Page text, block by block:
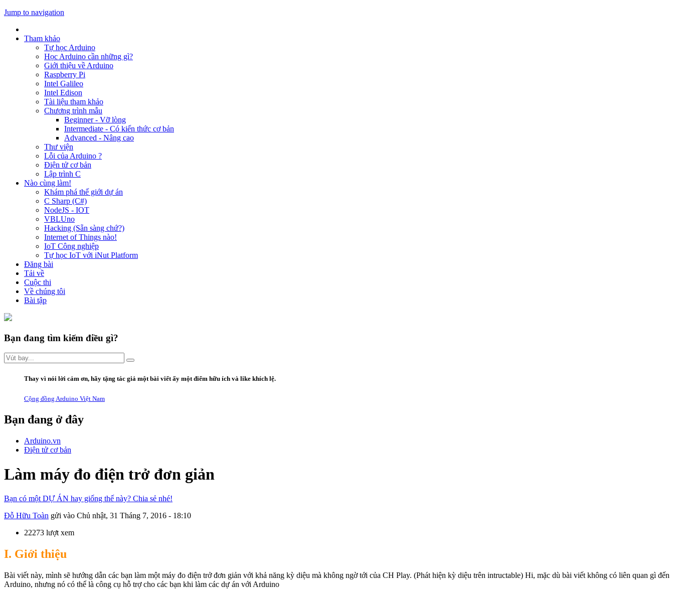
Jump to navigation
Tham khảo
Tự học Arduino
Học Arduino cần những gì?
Giới thiệu về Arduino
Raspberry Pi
Intel Galileo
Intel Edison
Tài liệu tham khảo
Chương trình mẫu
Beginner - Vỡ lòng
Intermediate - Có kiến thức cơ bản
Advanced - Nâng cao
Thư viện
Lỗi của Arduino ?
Điện tử cơ bản
Lập trình C
Nào cùng làm!
Khám phá thế giới dự án
C Sharp (C#)
NodeJS - IOT
VBLUno
Hacking (Sẵn sàng chứ?)
Internet of Things nào!
IoT Công nghiệp
Tự học IoT với iNut Platform
Đăng bài
Tải về
Cuộc thi
Về chúng tôi
Bài tập
Bạn đang tìm kiếm điều gì?
Thay vì nói lời cảm ơn, hãy tặng tác giả một bài viết ấy một điểm hữu ích và like khích lệ.
Cộng đồng Arduino Việt Nam
Bạn đang ở đây
Arduino.vn
Điện tử cơ bản
Làm máy đo điện trở đơn giản
Bạn có một DỰ ÁN hay giống thế này? Chia sẻ nhé!
Đỗ Hữu Toàn gửi vào Chủ nhật, 31 Tháng 7, 2016 - 18:10
22273 lượt xem
I. Giới thiệu
Bài viết này, mình sẽ hướng dẫn các bạn làm một máy đo điện trở đơn giản với khả năng kỳ diệu mà không ngờ tới của CH Play. (Phát hiện kỳ diệu trên intructable) Hi, mặc dù bài viết không có liên quan gì đến
Arduino, nhưng nó có thể là công cụ hỗ trợ cho các bạn khi làm các dự án với Arduino